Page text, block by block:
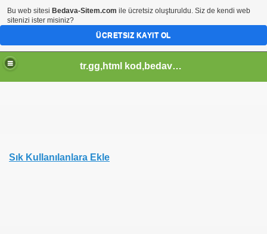
tr.gg,html kod,bedava-sitem,css kod,pagerank sorgula,tr.gg soblonlar,css design,
Sık Kullanılanlara Ekle
Bu web sitesi Bedava-Sitem.com ile ücretsiz oluşturuldu. Siz de kendi web
sitenizi ister misiniz?
ÜCRETSIZ KAYIT OL